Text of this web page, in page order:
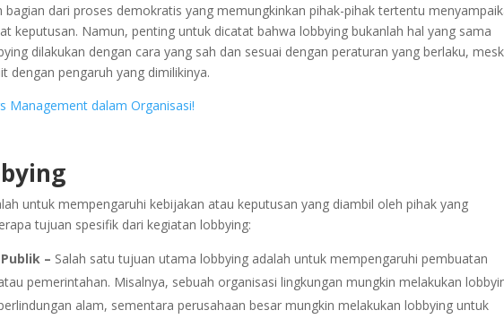
bagian dari proses demokratis yang memungkinkan pihak-pihak tertentu
keputusan. Namun, penting untuk dicatat bahwa lobbying bukanlah hal yang sama
dilakukan dengan cara yang sah dan sesuai dengan peraturan yang berlaku,
dengan pengaruh yang dimilikinya.
Management dalam Organisasi!
untuk mempengaruhi kebijakan atau keputusan yang diambil oleh pihak yang
tujuan spesifik dari kegiatan lobbying:
– Salah satu tujuan utama lobbying adalah untuk mempengaruhi pembuatan
pemerintahan. Misalnya, sebuah organisasi lingkungan mungkin melakukan
alam, sementara perusahaan besar mungkin melakukan lobbying untuk